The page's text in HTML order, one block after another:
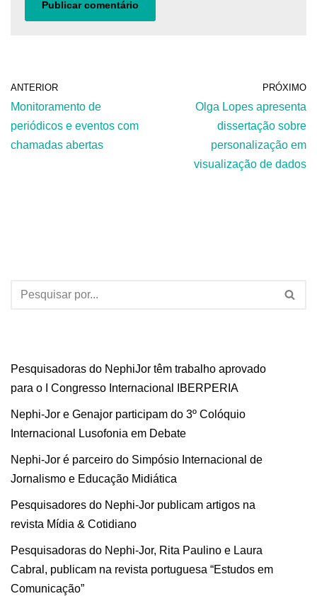
ANTERIOR
Monitoramento de
periódicos e eventos com
chamadas abertas
PRÓXIMO
Olga Lopes apresenta
dissertação sobre
personalização em
visualização de dados
Pesquisadoras do NephiJor têm trabalho aprovado
para o I Congresso Internacional IBERPERIA
Nephi-Jor e Genajor participam do 3º Colóquio
Internacional Lusofonia em Debate
Nephi-Jor é parceiro do Simpósio Internacional de
Jornalismo e Educação Midiática
Pesquisadores do Nephi-Jor publicam artigos na
revista Mídia & Cotidiano
Pesquisadoras do Nephi-Jor, Rita Paulino e Laura
Cabral, publicam na revista portuguesa “Estudos em
Comunicação”